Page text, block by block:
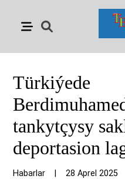
Türkiýede
tankytçysy
deportasion
Habarlar 28 Aprel 2025